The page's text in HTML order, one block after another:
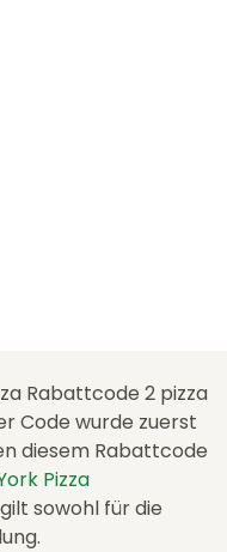
Rabattcode 2 pizza
Code wurde zuerst
diesem Rabattcode
Pizza
sowohl für die